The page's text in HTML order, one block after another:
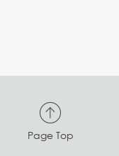
Page Top